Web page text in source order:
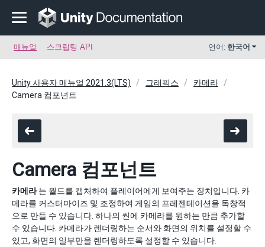
매뉴얼 스크립팅 API 언어: 한국어
Unity 사용자 매뉴얼 2021.3(LTS) 그래픽스
카메라
Camera 컴포넌트
Camera 컴포넌트
카메라는 월드를 캡처하여 플레이어에게 보여주는 장치입니다. 카
메라를 커스터마이즈 및 조정하여 게임의 프레젠테이션을 독창적
으로 만들 수 있습니다. 하나의 씬에 카메라를 원하는 만큼 추가할
수 있습니다. 카메라가 렌더링하는 순서와 화면의 위치를 설정할 수
있고, 화면의 일부만을 렌더링하도록 설정할 수 있습니다.